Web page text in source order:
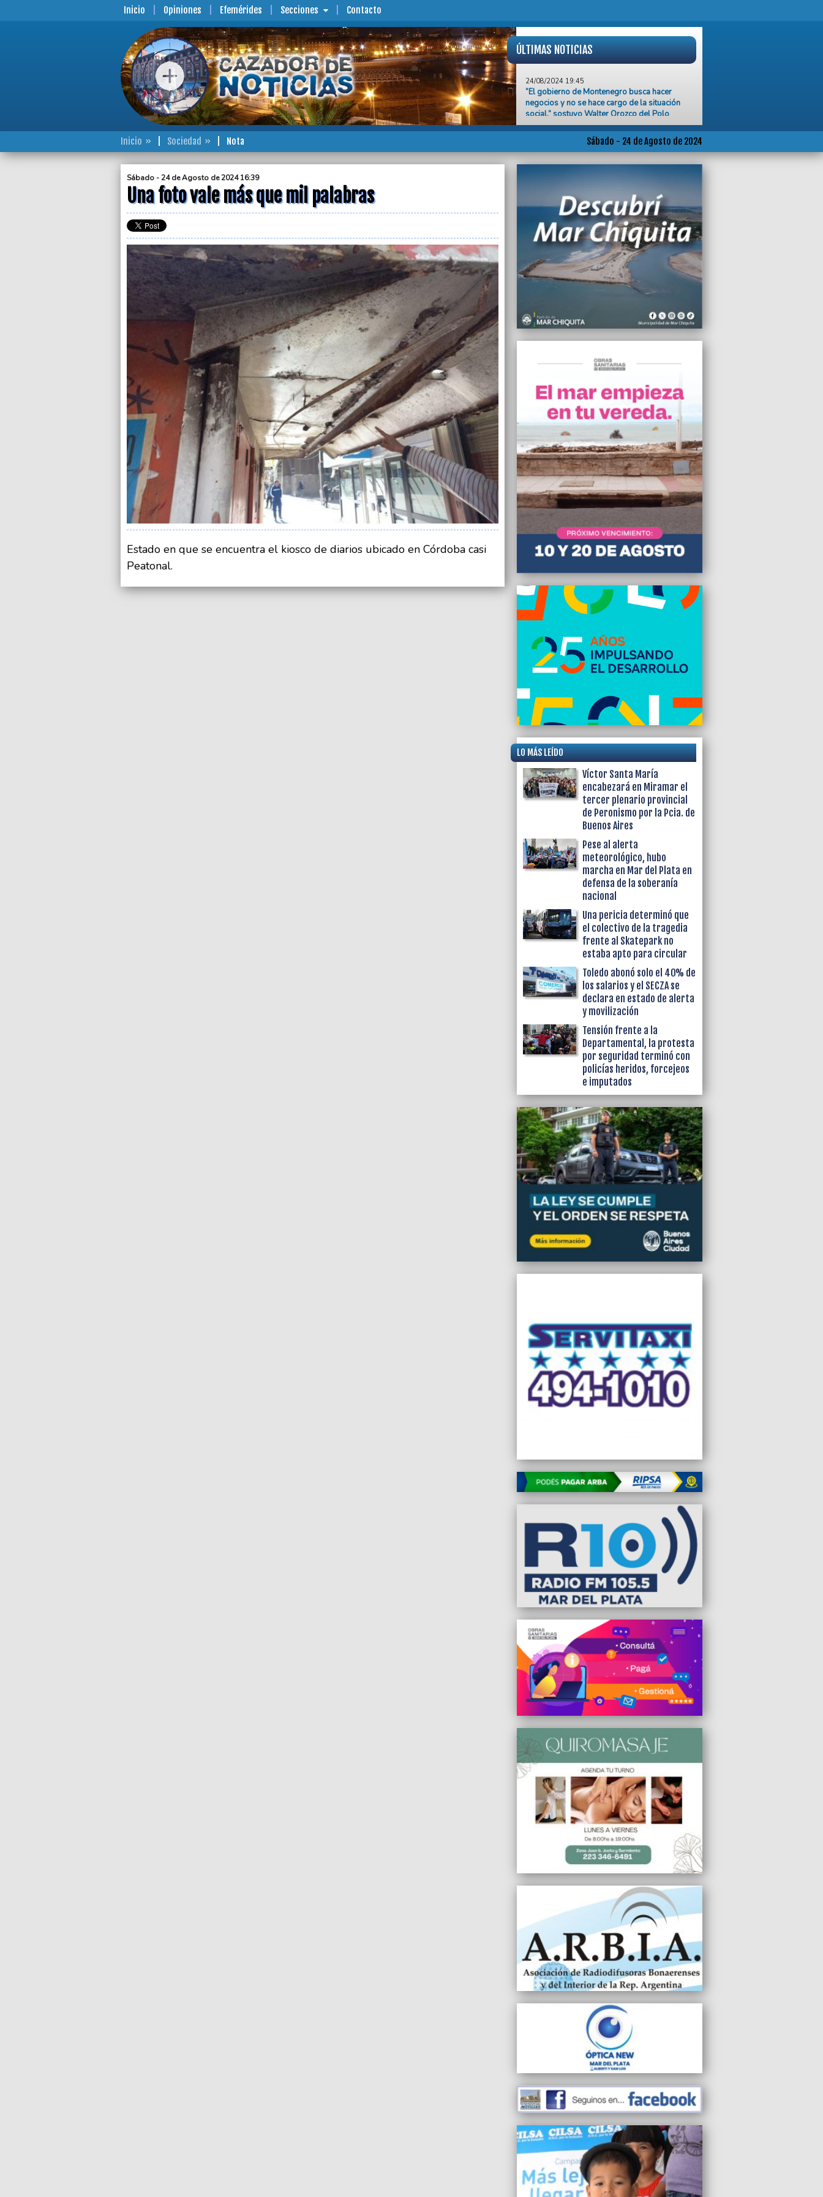
Inicio Opiniones Efemérides Secciones Contacto
ÚLTIMAS NOTICIAS
“El gobierno de Montenegro busca hacer
negocios y no se hace cargo de la situación
social,” sostuvo Walter Orozco del Polo
Obrero
24/08/2024 19:15
Montenegro respaldó la postulación de Ariel
Lijo a la Corte Suprema
local tras una colisión en el barrio Nueva
Pompeya
24/08/2024 16:39
Una foto vale más que mil palabras
24/08/2024 15:33
El Delegado de Pueblo Estación Camet se
reunió con vecinos del barrio Los Zorzales
24/08/2024 12:45
Empresarios alertan por una fuerte caída del
turismo extranjero debido al atraso cambiario
En un accidente fatal, murió la joven promesa
24/08/2024 09:21
Taccone cuestionó el proyecto para
concesionar el Minella y el Polideportivo
24/08/2024 09:09
Piden la captura internacional del diputado
libertario de Misiones acusado de pedofilia
24/08/2024 03:35
Un grupo de encapuchados asaltó una
distribuidora en el barrio 9 de Julio
Sábado - 24 de Agosto de 2024
Inicio Sociedad Nota
Sábado - 24 de Agosto de 2024 16:39
Una foto vale más que mil palabras
Estado en que se encuentra el kiosco de diarios ubicado en Córdoba casi
Peatonal.
LO MÁS LEÍDO
Víctor Santa María
encabezará en Miramar el
tercer plenario provincial
de Peronismo por la Pcia. de
Buenos Aires
Pese al alerta
meteorológico, hubo
marcha en Mar del Plata en
defensa de la soberanía
nacional
Una pericia determinó que
el colectivo de la tragedia
frente al Skatepark no
estaba apto para circular
Toledo abonó solo el 40% de
los salarios y el SECZA se
declara en estado de alerta
y movilización
Tensión frente a la
Departamental, la protesta
por seguridad terminó con
policías heridos, forcejeos
e imputados